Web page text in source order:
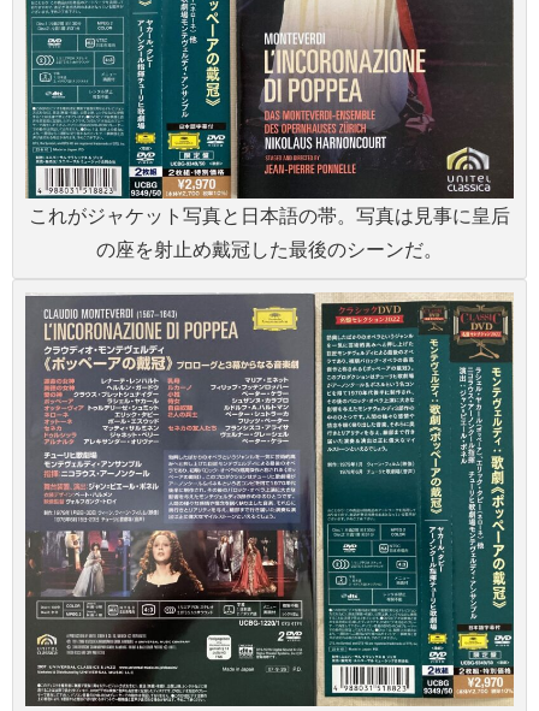
これがジャケット写真と日本語の帯。写真は見事に皇后
の座を射止め戴冠した最後のシーンだ。